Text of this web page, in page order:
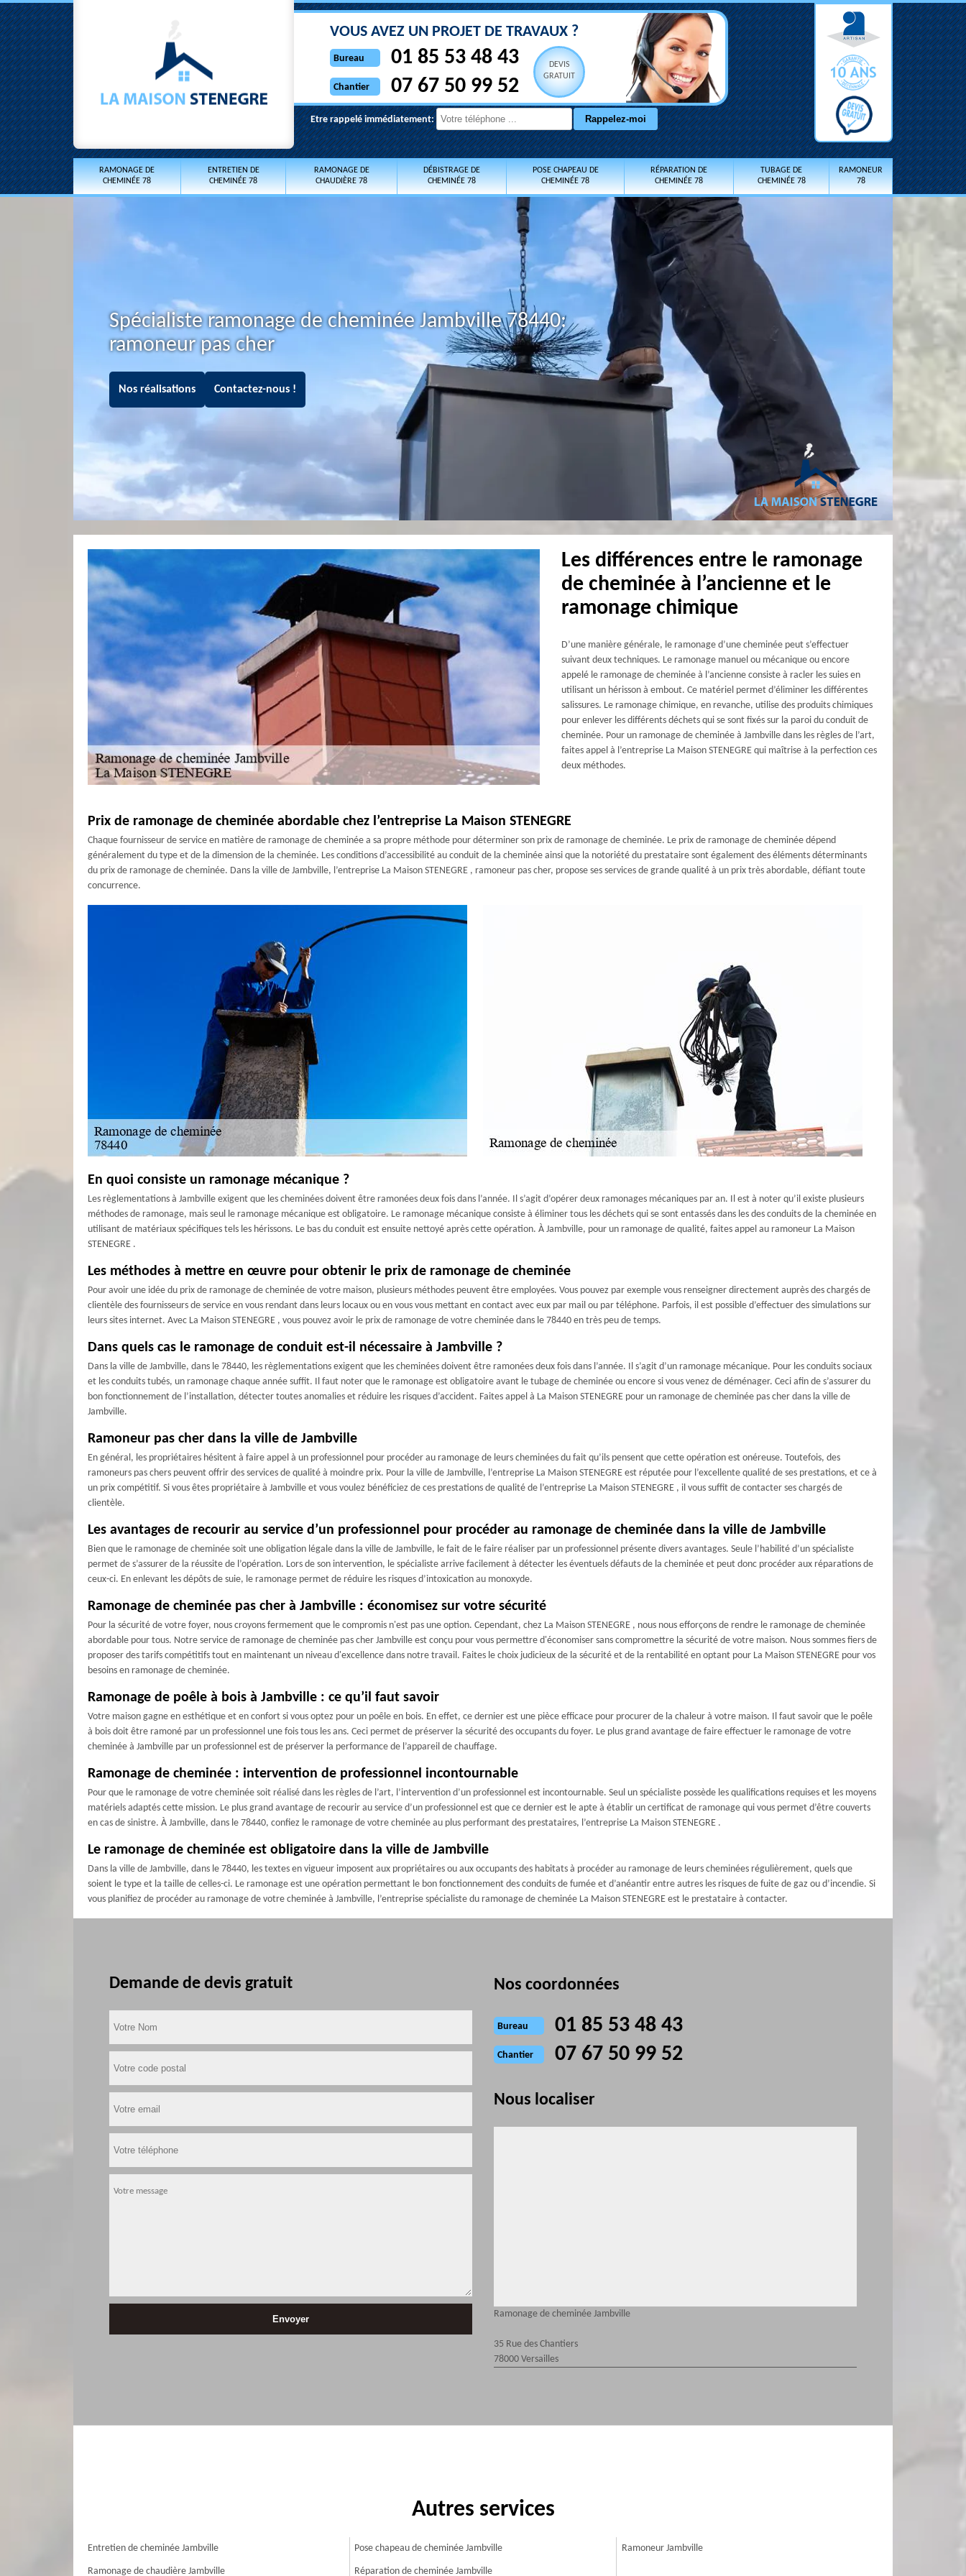
VOUS AVEZ UN PROJET DE TRAVAUX ?
Bureau 01 85 53 48 43
Chantier 07 67 50 99 52
DEVIS
GRATUIT
Etre rappelé immédiatement:
RAMONAGE DE
CHEMINÉE 78
ENTRETIEN DE
CHEMINÉE 78
RAMONAGE DE
CHAUDIÈRE 78
DÉBISTRAGE DE
CHEMINÉE 78
POSE CHAPEAU DE
CHEMINÉE 78
RÉPARATION DE
CHEMINÉE 78
TUBAGE DE
CHEMINÉE 78
RAMONEUR
78
Spécialiste ramonage de cheminée Jambville 78440:
ramoneur pas cher
Nos réalisations Contactez-nous !
Les différences entre le ramonage
de cheminée à l’ancienne et le
ramonage chimique
D’une manière générale, le ramonage d’une cheminée peut s’effectuer
suivant deux techniques. Le ramonage manuel ou mécanique ou encore
appelé le ramonage de cheminée à l’ancienne consiste à racler les suies en
utilisant un hérisson à embout. Ce matériel permet d’éliminer les différentes
salissures. Le ramonage chimique, en revanche, utilise des produits chimiques
pour enlever les différents déchets qui se sont fixés sur la paroi du conduit de
cheminée. Pour un ramonage de cheminée à Jambville dans les règles de l’art,
faites appel à l’entreprise La Maison STENEGRE qui maîtrise à la perfection ces
deux méthodes.
Prix de ramonage de cheminée abordable chez l’entreprise La Maison STENEGRE
Chaque fournisseur de service en matière de ramonage de cheminée a sa propre méthode pour déterminer son prix de ramonage de cheminée. Le prix de ramonage de cheminée dépend
généralement du type et de la dimension de la cheminée. Les conditions d’accessibilité au conduit de la cheminée ainsi que la notoriété du prestataire sont également des éléments déterminants
du prix de ramonage de cheminée. Dans la ville de Jambville, l’entreprise La Maison STENEGRE , ramoneur pas cher, propose ses services de grande qualité à un prix très abordable, défiant toute
concurrence.
En quoi consiste un ramonage mécanique ?
Les règlementations à Jambville exigent que les cheminées doivent être ramonées deux fois dans l’année. Il s’agit d’opérer deux ramonages mécaniques par an. Il est à noter qu’il existe plusieurs
méthodes de ramonage, mais seul le ramonage mécanique est obligatoire. Le ramonage mécanique consiste à éliminer tous les déchets qui se sont entassés dans les des conduits de la cheminée en
utilisant de matériaux spécifiques tels les hérissons. Le bas du conduit est ensuite nettoyé après cette opération. À Jambville, pour un ramonage de qualité, faites appel au ramoneur La Maison
STENEGRE .
Les méthodes à mettre en œuvre pour obtenir le prix de ramonage de cheminée
Pour avoir une idée du prix de ramonage de cheminée de votre maison, plusieurs méthodes peuvent être employées. Vous pouvez par exemple vous renseigner directement auprès des chargés de
clientèle des fournisseurs de service en vous rendant dans leurs locaux ou en vous vous mettant en contact avec eux par mail ou par téléphone. Parfois, il est possible d’effectuer des simulations sur
leurs sites internet. Avec La Maison STENEGRE , vous pouvez avoir le prix de ramonage de votre cheminée dans le 78440 en très peu de temps.
Dans quels cas le ramonage de conduit est-il nécessaire à Jambville ?
Dans la ville de Jambville, dans le 78440, les règlementations exigent que les cheminées doivent être ramonées deux fois dans l’année. Il s’agit d’un ramonage mécanique. Pour les conduits sociaux
et les conduits tubés, un ramonage chaque année suffit. Il faut noter que le ramonage est obligatoire avant le tubage de cheminée ou encore si vous venez de déménager. Ceci afin de s’assurer du
bon fonctionnement de l’installation, détecter toutes anomalies et réduire les risques d’accident. Faites appel à La Maison STENEGRE pour un ramonage de cheminée pas cher dans la ville de
Jambville.
Ramoneur pas cher dans la ville de Jambville
En général, les propriétaires hésitent à faire appel à un professionnel pour procéder au ramonage de leurs cheminées du fait qu’ils pensent que cette opération est onéreuse. Toutefois, des
ramoneurs pas chers peuvent offrir des services de qualité à moindre prix. Pour la ville de Jambville, l’entreprise La Maison STENEGRE est réputée pour l’excellente qualité de ses prestations, et ce à
un prix compétitif. Si vous êtes propriétaire à Jambville et vous voulez bénéficiez de ces prestations de qualité de l’entreprise La Maison STENEGRE , il vous suffit de contacter ses chargés de
clientèle.
Les avantages de recourir au service d’un professionnel pour procéder au ramonage de cheminée dans la ville de Jambville
Bien que le ramonage de cheminée soit une obligation légale dans la ville de Jambville, le fait de le faire réaliser par un professionnel présente divers avantages. Seule l’habilité d’un spécialiste
permet de s’assurer de la réussite de l’opération. Lors de son intervention, le spécialiste arrive facilement à détecter les éventuels défauts de la cheminée et peut donc procéder aux réparations de
ceux-ci. En enlevant les dépôts de suie, le ramonage permet de réduire les risques d’intoxication au monoxyde.
Ramonage de cheminée pas cher à Jambville : économisez sur votre sécurité
Pour la sécurité de votre foyer, nous croyons fermement que le compromis n'est pas une option. Cependant, chez La Maison STENEGRE , nous nous efforçons de rendre le ramonage de cheminée
abordable pour tous. Notre service de ramonage de cheminée pas cher Jambville est conçu pour vous permettre d'économiser sans compromettre la sécurité de votre maison. Nous sommes fiers de
proposer des tarifs compétitifs tout en maintenant un niveau d'excellence dans notre travail. Faites le choix judicieux de la sécurité et de la rentabilité en optant pour La Maison STENEGRE pour vos
besoins en ramonage de cheminée.
Ramonage de poêle à bois à Jambville : ce qu’il faut savoir
Votre maison gagne en esthétique et en confort si vous optez pour un poêle en bois. En effet, ce dernier est une pièce efficace pour procurer de la chaleur à votre maison. Il faut savoir que le poêle
à bois doit être ramoné par un professionnel une fois tous les ans. Ceci permet de préserver la sécurité des occupants du foyer. Le plus grand avantage de faire effectuer le ramonage de votre
cheminée à Jambville par un professionnel est de préserver la performance de l’appareil de chauffage.
Ramonage de cheminée : intervention de professionnel incontournable
Pour que le ramonage de votre cheminée soit réalisé dans les règles de l’art, l’intervention d’un professionnel est incontournable. Seul un spécialiste possède les qualifications requises et les moyens
matériels adaptés cette mission. Le plus grand avantage de recourir au service d’un professionnel est que ce dernier est le apte à établir un certificat de ramonage qui vous permet d’être couverts
en cas de sinistre. À Jambville, dans le 78440, confiez le ramonage de votre cheminée au plus performant des prestataires, l’entreprise La Maison STENEGRE .
Le ramonage de cheminée est obligatoire dans la ville de Jambville
Dans la ville de Jambville, dans le 78440, les textes en vigueur imposent aux propriétaires ou aux occupants des habitats à procéder au ramonage de leurs cheminées régulièrement, quels que
soient le type et la taille de celles-ci. Le ramonage est une opération permettant le bon fonctionnement des conduits de fumée et d’anéantir entre autres les risques de fuite de gaz ou d’incendie. Si
vous planifiez de procéder au ramonage de votre cheminée à Jambville, l’entreprise spécialiste du ramonage de cheminée La Maison STENEGRE est le prestataire à contacter.
Demande de devis gratuit Nos coordonnées
Bureau 01 85 53 48 43
Chantier 07 67 50 99 52
Nous localiser
Ramonage de cheminée Jambville
35 Rue des Chantiers
78000 Versailles
Autres services
Entretien de cheminée Jambville
Ramonage de chaudière Jambville
Pose chapeau de cheminée Jambville
Réparation de cheminée Jambville
Ramoneur Jambville